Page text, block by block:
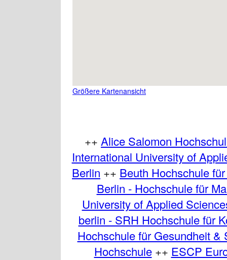
Größere Kartenansicht
++ Alice Salomon
International University of
Berlin ++ Beuth Hochschule
Berlin - Hochschule für
University of Applied
berlin - SRH Hochschule für
Hochschule für Gesundheit &
Hochschule++ ESCP